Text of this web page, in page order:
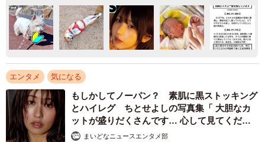
エンタメ 気になる
もしかしてノーパン？ 素肌に黒ストッキング
とハイレグ ちとせよしの写真集「 大胆なカ
ットが盛りだくさんです… 心して見てくださ
い」まいどなニュースエンタメ部